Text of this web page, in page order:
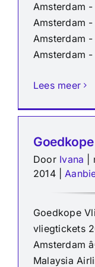
Amsterdam
Amsterdam
Amsterdam
Amsterdam
Lees meer
Door Ivana
2014
Goedkope
vliegtickets
Amsterdam
Malaysia